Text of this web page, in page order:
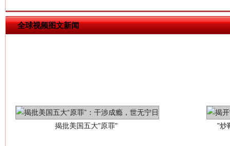
全球视频图文新闻